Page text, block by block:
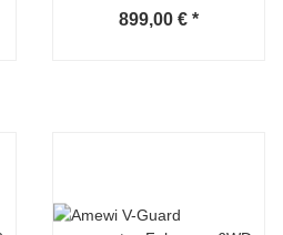
sandfarben
899,00 € *